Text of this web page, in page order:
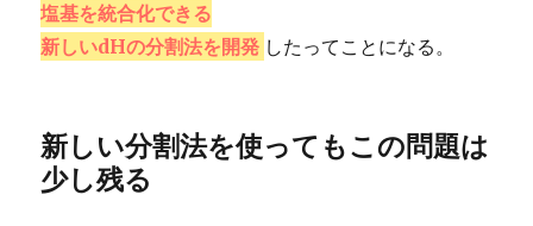
塩基を統合化できる
新しいdHの分割法を開発 したってことになる。
新しい分割法を使ってもこの問題は
少し残る